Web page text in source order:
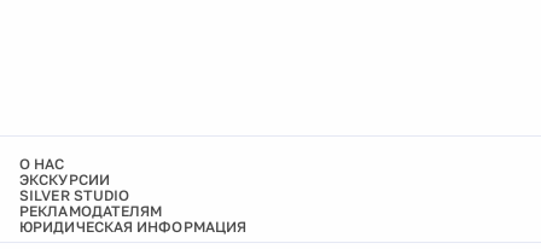
О НАС
ЭКСКУРСИИ
SILVER STUDIO
РЕКЛАМОДАТЕЛЯМ
ЮРИДИЧЕСКАЯ ИНФОРМАЦИЯ